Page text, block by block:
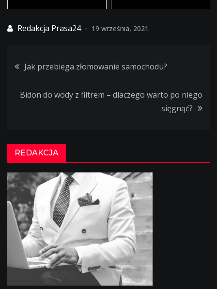
19 września, 2021
Nawigacja
wpisu
Jak przebiega złomowanie samochodu?
Bidon do wody z filtrem – dlaczego warto po niego
sięgnąć?
REDAKCJA